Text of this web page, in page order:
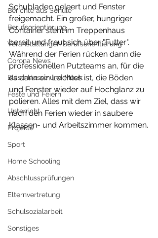
Berichte aus Schule
Berufsorientierung
Veranstaltungen Berufsorientierung
Corona News
Bläserklasse und Musik
Feste und Feiern
Unterricht
Projekte
Sport
Home Schooling
Abschlussprüfungen
Elternvertretung
Schulsozialarbeit
Sonstiges
Schubladen geleert und Fenster
freigemacht. Ein großer, hungriger
Container steht im Treppenhaus
bereit und freut sich über "Futter".
Während der Ferien rücken dann die
professionellen Putzteams an, für die
es dann ein Leichtes ist, die Böden
und Fenster wieder auf Hochglanz zu
polieren. Alles mit dem Ziel, dass wir
nach den Ferien wieder in saubere
Klassen- und Arbeitszimmer kommen.